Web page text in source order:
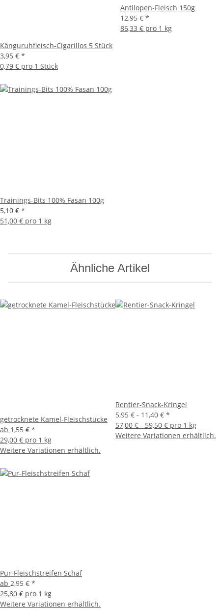
Känguruhfleisch-Cigarillos 5 Stück
3,95 € *
0,79 € pro 1 Stück
Antilopen-Fleisch 150g
12,95 € *
86,33 € pro 1 kg
Trainings-Bits 100% Fasan 100g
5,10 € *
51,00 € pro 1 kg
Ähnliche Artikel
getrocknete Kamel-Fleischstücke
ab 1,55 € *
29,00 € pro 1 kg
Weitere Variationen erhältlich.
Rentier-Snack-Kringel
5,95 € - 11,40 € *
57,00 € - 59,50 € pro 1 kg
Weitere Variationen erhältlich.
Pur-Fleischstreifen Schaf
ab 2,95 € *
25,80 € pro 1 kg
Weitere Variationen erhältlich.